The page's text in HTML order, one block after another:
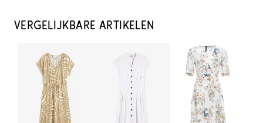
VERGELIJKBARE ARTIKELEN